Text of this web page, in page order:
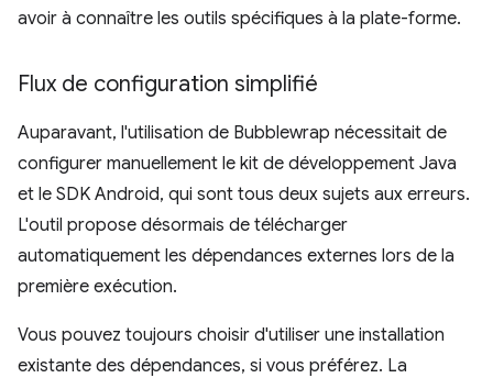
avoir à connaître les outils spécifiques à la plate-forme.
Flux de configuration simplifié
Auparavant, l'utilisation de Bubblewrap nécessitait de
configurer manuellement le kit de développement Java
et le SDK Android, qui sont tous deux sujets aux erreurs.
L'outil propose désormais de télécharger
automatiquement les dépendances externes lors de la
première exécution.
Vous pouvez toujours choisir d'utiliser une installation
existante des dépendances, si vous préférez. La